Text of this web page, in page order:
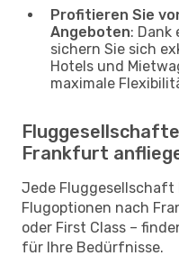
Profitieren Sie
Angeboten:
sichern Sie sich
Hotels und
maximale
Frankfurt
Jede Fluggesellschaft
Flugoptionen nach
oder First Class –
für Ihre Bedürfnisse.